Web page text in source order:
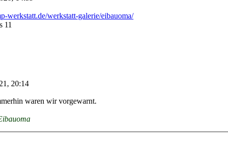
werkstatt.de/werkstatt-galerie/eibauoma/
11
20:14
waren wir vorgewarnt.